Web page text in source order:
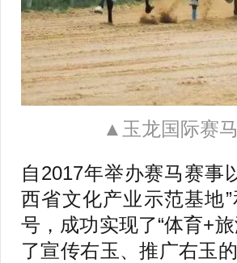
▲玉龙国际赛
自2017年举办赛马赛事
西省文化产业示范基地
号，成功实现了“体育+
了宣传右玉、推广右玉